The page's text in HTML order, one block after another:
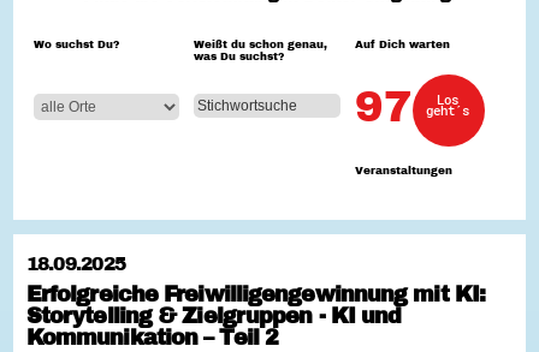
Zeig uns dein Ehrenamt
Wettbewerb | Trikotwettbewerb
Wettbewerb | 80 Jahre Hessen - Engagement
Ausgezeichnete Projekte
Engagement-Lotsen
Crowdfunding - Viele schaffen mehr
Förderprogramme
Wo suchst Du?
Weißt du schon genau,
was Du suchst?
Auf Dich warten
97
Veranstaltungen
Los
geht´s
18.09.2025
Erfolgreiche Freiwilligengewinnung mit KI:
Storytelling & Zielgruppen - KI und
Kommunikation – Teil 2